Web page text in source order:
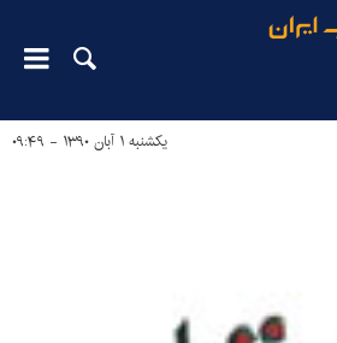
یکشنبه ۱ آبان ۱۳۹۰ - ۰۹:۴۹